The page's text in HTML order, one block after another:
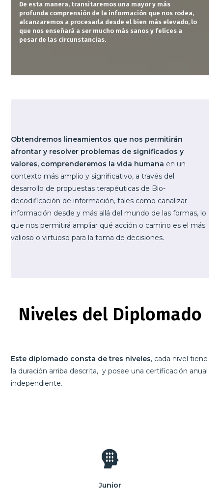
De esta manera, transitaremos una mayor y más
profunda comprensión de la información que nos rodea,
alcanzaremos a procesarla desde el bien más elevado, lo
que nos enseñará a ser mucho más sanos y felices a
pesar de las circunstancias.
Obtendremos lineamientos que nos permitirán
afrontar y resolver problemas de significados y
valores, comprenderemos la vida humana en un
contexto más amplio y significativo, a través del
desarrollo de propuestas terapéuticas de Bio-
decodificación de información, tales como canalizar
información desde y más allá del mundo de las formas, lo
que nos permitirá ampliar qué acción o camino es el más
valioso o virtuoso para la toma de decisiones.
Niveles del Diplomado
Este diplomado consta de tres niveles, cada nivel tiene
la duración arriba descrita, y posee una certificación anual
independiente.
Junior